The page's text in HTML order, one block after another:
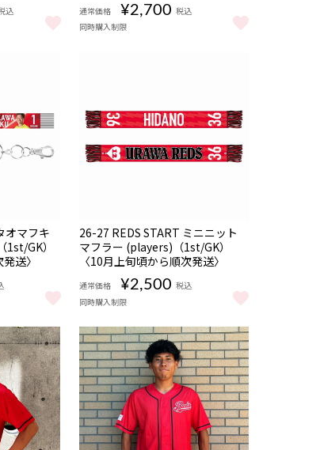
込
通常価格 ¥2,700 税込
同時購入制限
オマフキ
GK）
送〉
NEW
期間限定
受注
商品
販売期間
08/06 18:00〜08/16
22:00
26-27 REDS START ミニニット
マフラー (players)（1st/GK）
〈10月上旬頃から順次発送〉
通常価格 ¥2,500 税込
同時購入制限